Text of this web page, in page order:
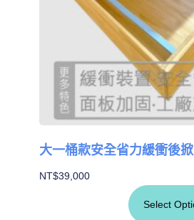
大一桶款安全省力緩衝後
NT$39,000
Select